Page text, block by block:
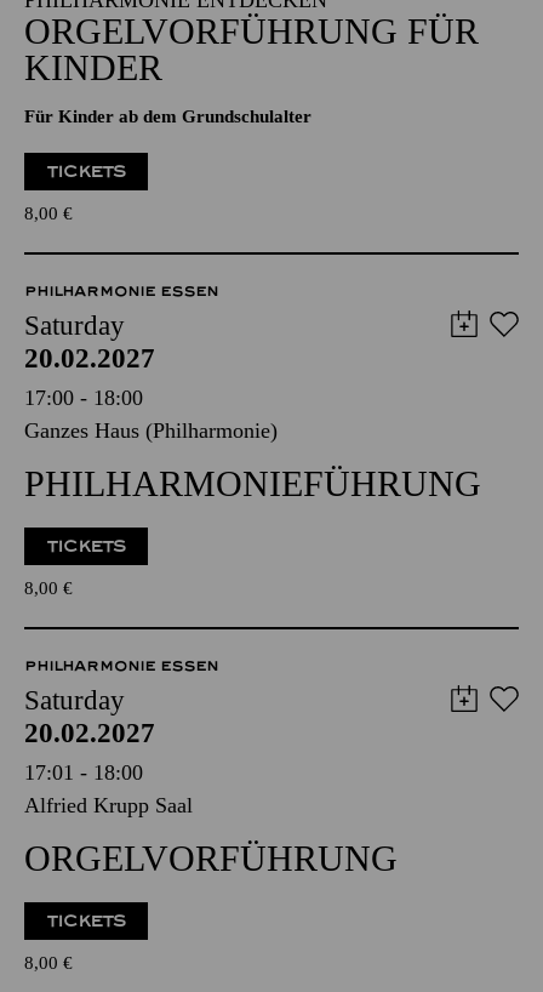
ORGELVORFÜHRUNG FÜR
KINDER
Für Kinder ab dem Grundschulalter
TICKETS
8,00 €
PHILHARMONIE ESSEN
Saturday
20.02.2027
17:00 - 18:00
Ganzes Haus (Philharmonie)
PHILHARMONIEFÜHRUNG
TICKETS
8,00 €
PHILHARMONIE ESSEN
Saturday
20.02.2027
17:01 - 18:00
Alfried Krupp Saal
ORGELVORFÜHRUNG
TICKETS
8,00 €